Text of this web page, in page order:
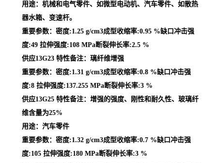
用途：机械和电气零件、如微型电动机、汽车零件、如散热
器水箱、变速杆。
重要参数：密度:1.25 g/cm3成型收缩率:0.95 %缺口冲击强
度:49 拉伸强度:108 MPa断裂伸长率:2.5 %
供应13G23 特性备注：璃纤维增强
重要参数：密度:1.31 g/cm3成型收缩率:0.8 %缺口冲击强
度:8 拉伸强度:137.255 MPa断裂伸长率:3 %
供应13G25 特性备注：增强的强度、刚性和耐久性、玻璃纤
维含量为25%
用途：汽车零件
重要参数：密度:1.32 g/cm3成型收缩率:0.7 %缺口冲击强
度:105 拉伸强度:180 MPa断裂伸长率:3 %